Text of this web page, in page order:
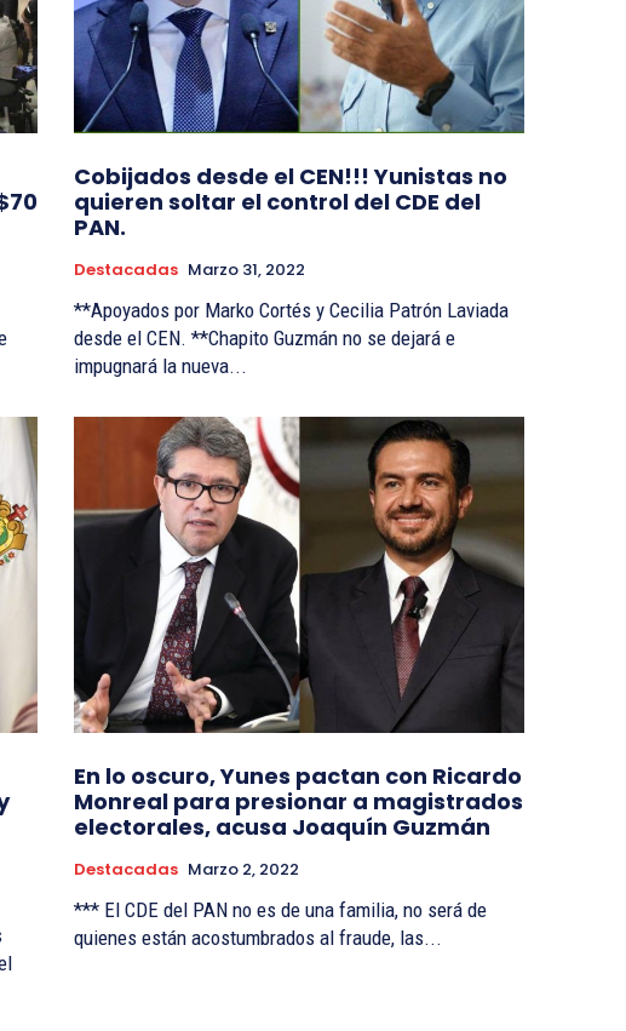
Cobijados desde el CEN!!! Yunistas no
quieren soltar el control del CDE del
PAN.
Destacadas Marzo 31, 2022
**Apoyados por Marko Cortés y Cecilia Patrón Laviada
desde el CEN. **Chapito Guzmán no se dejará e
impugnará la nueva...
En lo oscuro, Yunes pactan con Ricardo
Monreal para presionar a magistrados
electorales, acusa Joaquín Guzmán
Destacadas Marzo 2, 2022
*** El CDE del PAN no es de una familia, no será de
quienes están acostumbrados al fraude, las...